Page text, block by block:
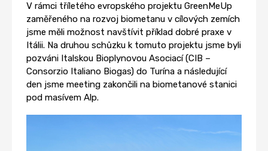
V rámci tříletého evropského projektu GreenMeUp
zaměřeného na rozvoj biometanu v cílových zemích
jsme měli možnost navštívit příklad dobré praxe v
Itálii. Na druhou schůzku k tomuto projektu jsme byli
pozváni Italskou Bioplynovou Asociací (CIB –
Consorzio Italiano Biogas) do Turína a následující
den jsme meeting zakončili na biometanové stanici
pod masívem Alp.